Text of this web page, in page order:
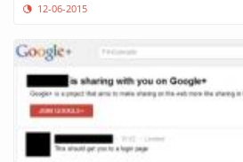
12-06-2015